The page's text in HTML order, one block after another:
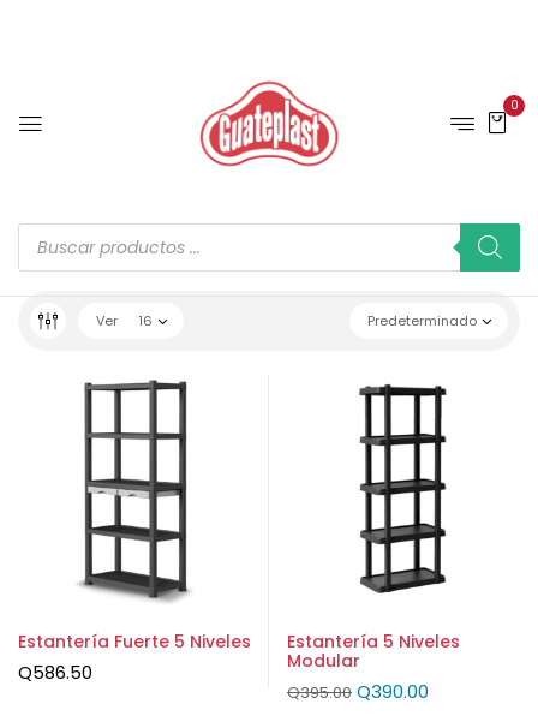
0
Predeterminado
Ver 16
Estantería Fuerte 5 Niveles
Q586.50
Estantería 5 Niveles
Modular
Q395.00 Q390.00